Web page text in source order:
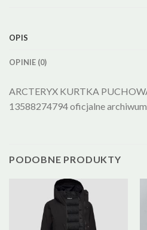
OPIS
OPINIE (0)
ARCTERYX KURTKA
13588274794 oficjalne
PODOBNE PRODUKTY